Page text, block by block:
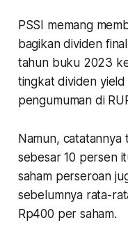
PSSI memang
bagikan dividen
tahun buku 2023
tingkat dividen
pengumuman di
Namun, catatannya
sebesar 10 persen
saham perseroan
sebelumnya rata-
Rp400 per saham.